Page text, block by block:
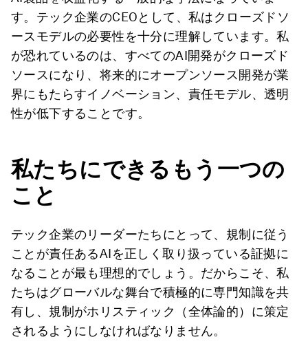
す。テック企業のCEOとして、私はクローズドソ
ースモデルの必要性を十分に理解しています。私
が恐れているのは、すべてのAI開発がクローズド
ソースになり、将来的にオープンソース開発が業
界にもたらすイノベーション、責任モデル、透明
性が低下することです。
私たちにできるもう一つの
こと
テック企業のリーダーたちにとって、規制に従う
ことが責任あるAIを正しく取り扱っている証拠に
なることが最も理想的でしょう。だからこそ、私
たちはグローバルな舞台で積極的に専門知識を共
有し、規制がホリスティック（全体論的）に策定
されるようにしなければなりません。